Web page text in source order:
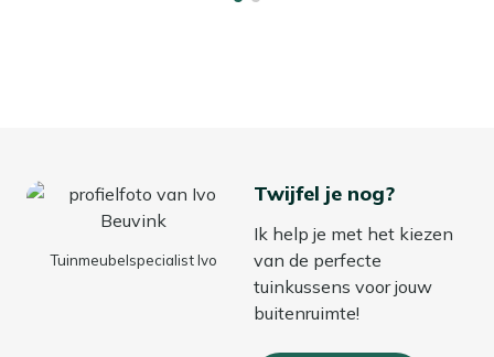
Tuinmeubelspecialist Ivo
Twijfel je nog?
Ik help je met het kiezen
van de perfecte
tuinkussens voor jouw
buitenruimte!